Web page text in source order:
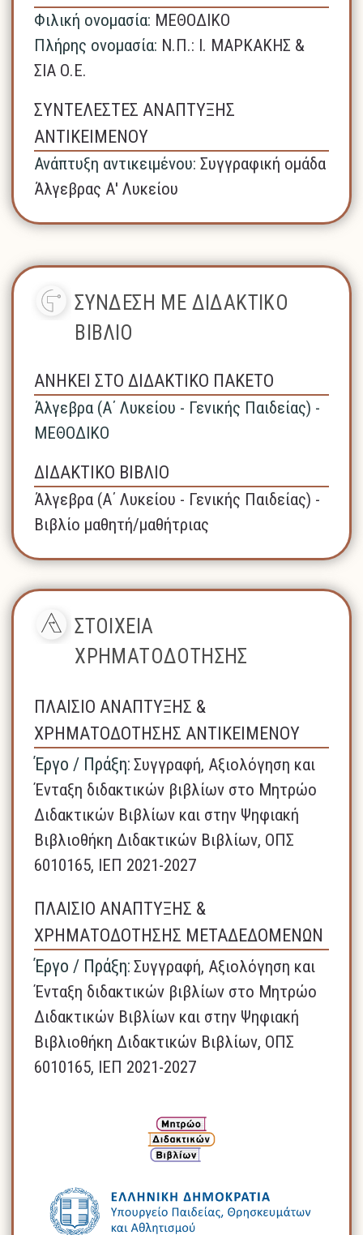
Φιλική ονομασία: ΜΕΘΟΔΙΚΟ
Πλήρης ονομασία: N.Π.: Ι. ΜΑΡΚΑΚΗΣ &
ΣΙΑ Ο.Ε.
ΣΥΝΤΕΛΕΣΤΕΣ ΑΝΑΠΤΥΞΗΣ
ΑΝΤΙΚΕΙΜΕΝΟΥ
Ανάπτυξη αντικειμένου: Συγγραφική ομάδα
Άλγεβρας Α' Λυκείου
ΣΥΝΔΕΣΗ ΜΕ ΔΙΔΑΚΤΙΚΟ
ΒΙΒΛΙΟ
ΑΝΗΚΕΙ ΣΤΟ ΔΙΔΑΚΤΙΚΟ ΠΑΚΕΤΟ
Άλγεβρα (A΄ Λυκείου - Γενικής Παιδείας) -
ΜΕΘΟΔΙΚΟ
ΔΙΔΑΚΤΙΚΟ ΒΙΒΛΙΟ
Άλγεβρα (A΄ Λυκείου - Γενικής Παιδείας) -
Βιβλίο μαθητή/μαθήτριας
ΣΤΟΙΧΕΙΑ
ΧΡΗΜΑΤΟΔΟΤΗΣΗΣ
ΠΛΑΙΣΙΟ ΑΝΑΠΤΥΞΗΣ &
ΧΡΗΜΑΤΟΔΟΤΗΣΗΣ ΑΝΤΙΚΕΙΜΕΝΟΥ
Έργο / Πράξη: Συγγραφή, Αξιολόγηση και
Ένταξη διδακτικών βιβλίων στο Μητρώο
Διδακτικών Βιβλίων και στην Ψηφιακή
Βιβλιοθήκη Διδακτικών Βιβλίων, ΟΠΣ
6010165, ΙΕΠ 2021-2027
ΠΛΑΙΣΙΟ ΑΝΑΠΤΥΞΗΣ &
ΧΡΗΜΑΤΟΔΟΤΗΣΗΣ ΜΕΤΑΔΕΔΟΜΕΝΩΝ
Έργο / Πράξη: Συγγραφή, Αξιολόγηση και
Ένταξη διδακτικών βιβλίων στο Μητρώο
Διδακτικών Βιβλίων και στην Ψηφιακή
Βιβλιοθήκη Διδακτικών Βιβλίων, ΟΠΣ
6010165, ΙΕΠ 2021-2027